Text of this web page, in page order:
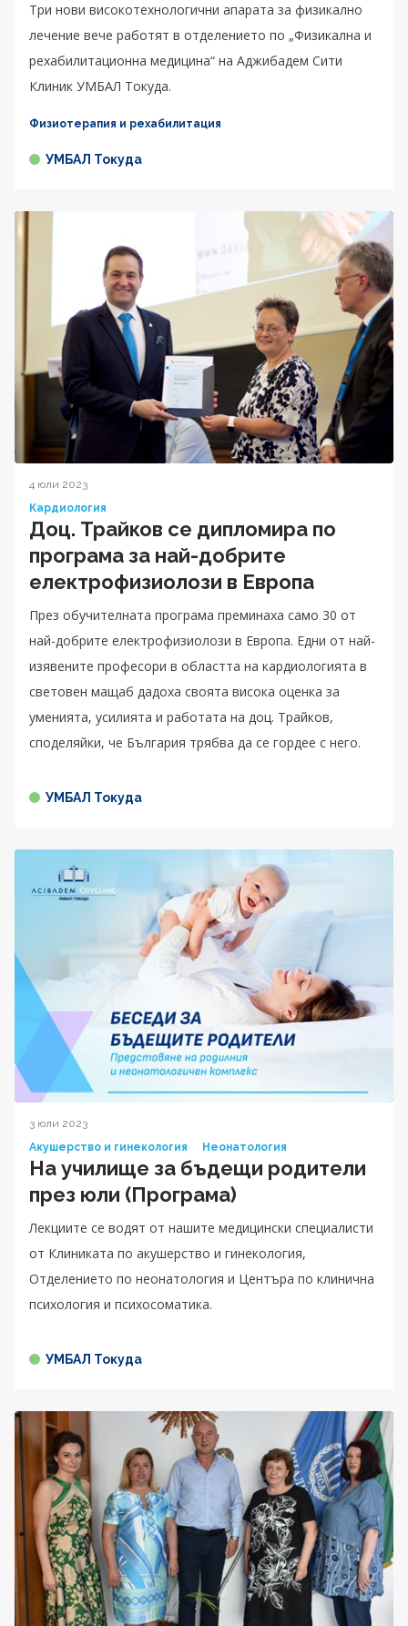
Три нови високотехнологични апарата за физикално
лечение вече работят в отделението по „Физикална и
рехабилитационна медицина“ на Аджибадем Сити
Клиник УМБАЛ Токуда.
Физиотерапия и рехабилитация
УМБАЛ Токуда
4 юли 2023
Кардиология
Доц. Трайков се дипломира по
програма за най-добрите
електрофизиолози в Европа
През обучителната програма преминаха само 30 от
най-добрите електрофизиолози в Европа. Едни от най-
изявените професори в областта на кардиологията в
световен мащаб дадоха своята висока оценка за
уменията, усилията и работата на доц. Трайков,
споделяйки, че България трябва да се гордее с него.
УМБАЛ Токуда
3 юли 2023
Акушерство и гинекология
Неонатология
На училище за бъдещи родители
през юли (Програма)
Лекциите се водят от нашите медицински специалисти
от Клиниката по акушерство и гинекология,
Отделението по неонатология и Центъра по клинична
психология и психосоматика.
УМБАЛ Токуда